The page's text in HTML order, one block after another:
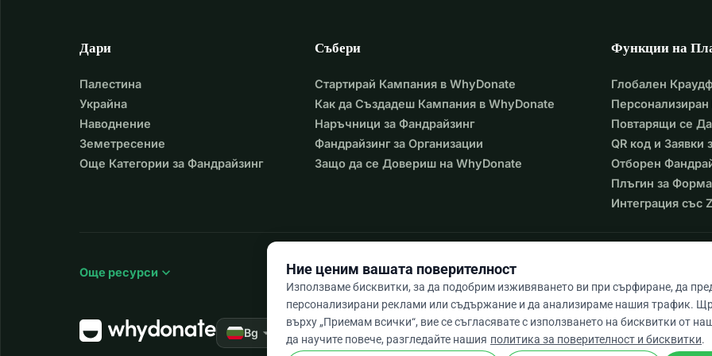
Научете се да правите добро, търсете справедливост, укорявайте потисника, защитете сираците,
Дари
Палестина
Украйна
Наводнение
Земетресение
Още Категории за Фандрайзинг
Събери
Стартирай Кампания в WhyDonate
Как да Създадеш Кампания в WhyDonate
Наръчници за Фандрайзинг
Фандрайзинг за Организации
Защо да се Довериш на WhyDonate
Функции на
Глобален
Персонализиран
Повтарящи се
QR код и Заявки
Отборен
Плъгин за
Интеграция със
Още ресурси expand_more
Bg arrow_drop_down ★★★★★ 4,9 / 5 въз основа на 500+ отзива
Ние ценим вашата поверителност
Използваме бисквитки, за да подобрим изживяването ви при сърфиране, да
персонализирани реклами или съдържание и да анализираме нашия трафик.
върху „Приемам всички“, вие се съгласявате с използването на бисквитки от
да научите повече, разгледайте нашия политика за поверителност и бисквитки.